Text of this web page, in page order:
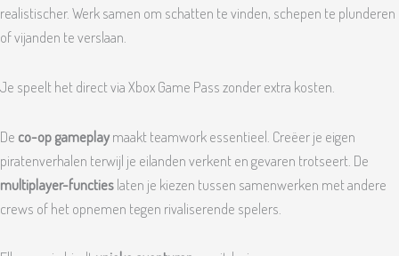
realistischer. Werk samen om schatten te vinden, schepen te plunderen
of vijanden te verslaan.
Je speelt het direct via Xbox Game Pass zonder extra kosten.
De co-op gameplaymaakt teamwork essentieel. Creëer je eigen
piratenverhalen terwijl je eilanden verkent en gevaren trotseert. De
multiplayer-functieslaten je kiezen tussen samenwerken met andere
crews of het opnemen tegen rivaliserende spelers.